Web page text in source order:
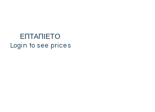
ΕΠΤΑΠΙΕΤΟ
Login to see prices